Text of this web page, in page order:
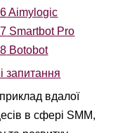
Aimylogic
Smartbot Pro
Botobot
запитання
вдалої
в сфері SMM,